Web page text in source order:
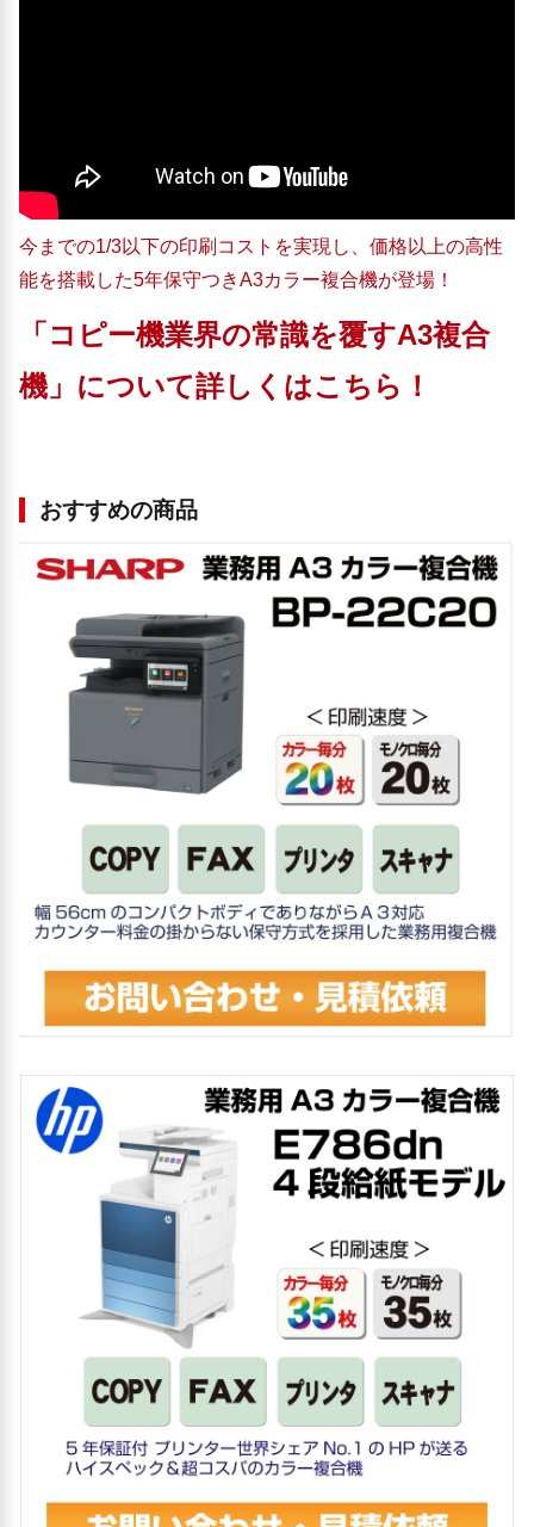
今までの1/3以下の印刷コストを実現し、価格以上の高性
能を搭載した5年保守つきA3カラー複合機が登場！
「コピー機業界の常識を覆すA3複合
機」について詳しくはこちら！
おすすめの商品